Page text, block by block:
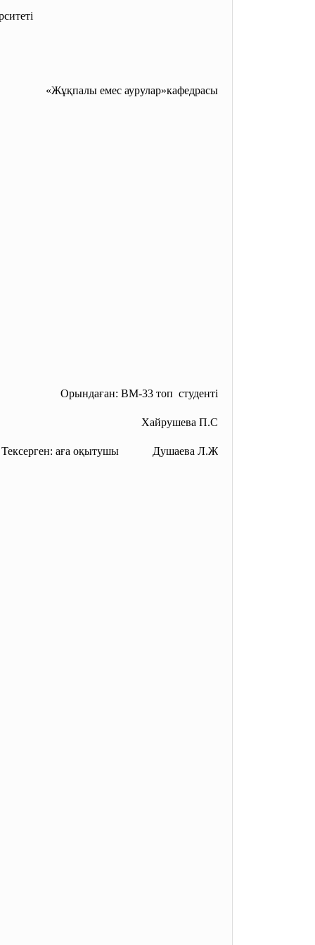
емес аурулар»кафедрасы
Орындаған: ВМ-33 топ студенті
Хайрушева П.С
аға оқытушы Душаева Л.Ж